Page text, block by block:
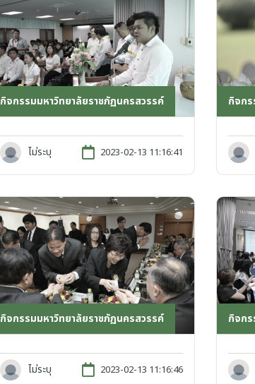
กิจกรรมมหาวิทยาลัยราชภัฏนครสวรรค์
ไม่ระบุ 2023-02-13 11:16:41
กิจกร
กิจกรรมมหาวิทยาลัยราชภัฏนครสวรรค์
ไม่ระบุ 2023-02-13 11:16:46
กิจกร